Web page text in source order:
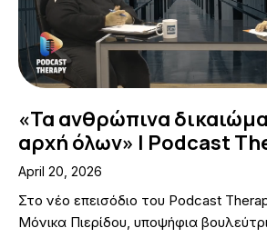
«Τα ανθρώπινα
αρχή όλων» | Podcast
April 20, 2026
Στο νέο επεισόδιο του Podcast
Μόνικα Πιερίδου, υποψήφια